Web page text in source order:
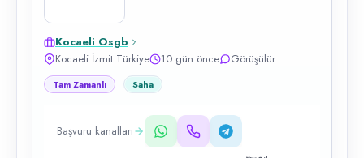
Kocaeli Osgb
Kocaeli İzmit Türkiye
10 gün önce Görüşülür
Tam Zamanlı Saha
Başvuru kanalları